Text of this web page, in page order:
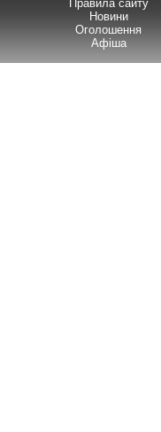
Правила сайту
Новини
Оголошення
Афіша